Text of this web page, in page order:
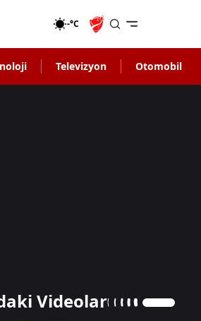
-°C
Televizyon Otomobil
Videolar